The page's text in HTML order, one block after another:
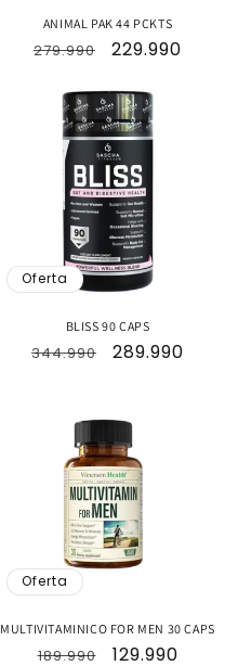
ANIMAL PAK 44 PCKTS
Precio
279.990
Precio
oferta
229.990
Oferta
BLISS 90 CAPS
Precio
344.990
Precio
289.990
Oferta
MULTIVITAMINICO FOR MEN 30 CAPS
Precio
189.990
Precio
129.990